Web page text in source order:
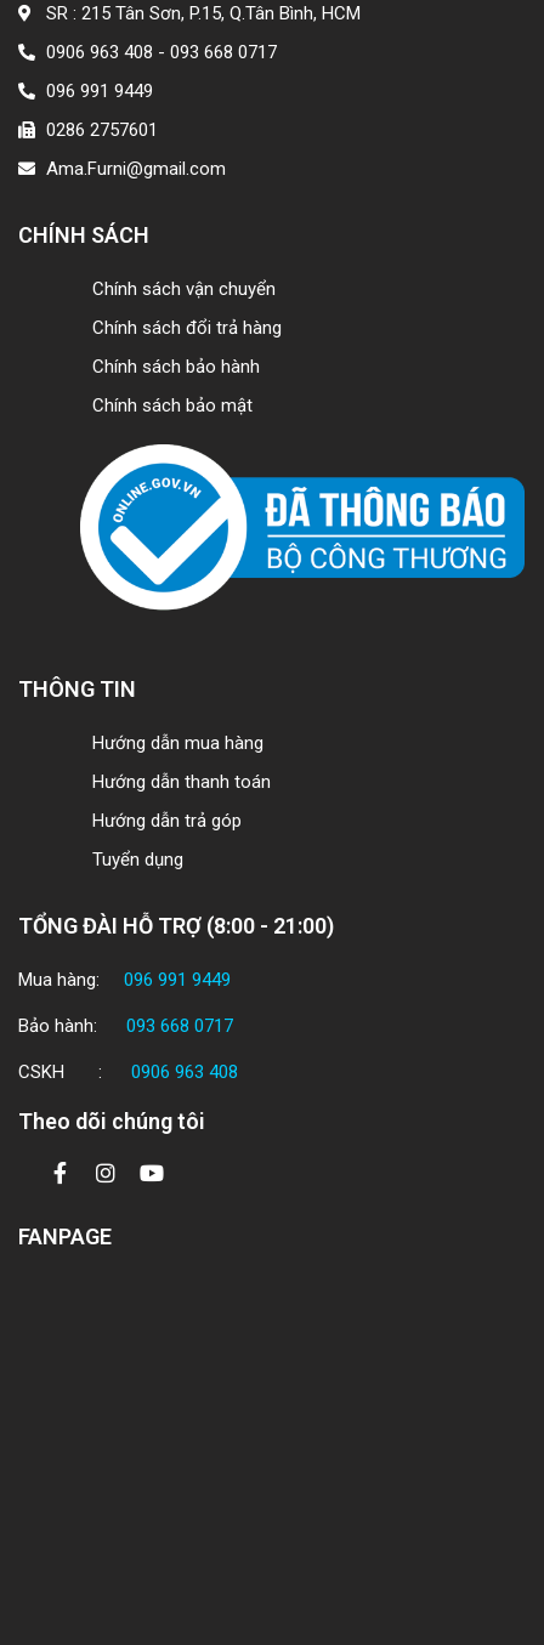
SR : 215 Tân Sơn, P.15, Q.Tân Bình, HCM
0906 963 408 - 093 668 0717
096 991 9449
0286 2757601
Ama.Furni@gmail.com
CHÍNH SÁCH
Chính sách vận chuyển
Chính sách đổi trả hàng
Chính sách bảo hành
Chính sách bảo mật
THÔNG TIN
Hướng dẫn mua hàng
Hướng dẫn thanh toán
Hướng dẫn trả góp
Tuyển dụng
TỔNG ĐÀI HỖ TRỢ (8:00 - 21:00)
Mua hàng: 096 991 9449
Bảo hành: 093 668 0717
CSKH : 0906 963 408
Theo dõi chúng tôi
FANPAGE